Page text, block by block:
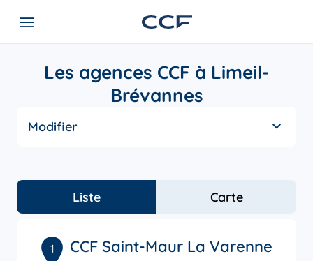
Les agences CCF à Limeil-
Brévannes
Modifier
Liste Carte
1 CCF Saint-Maur La Varenne